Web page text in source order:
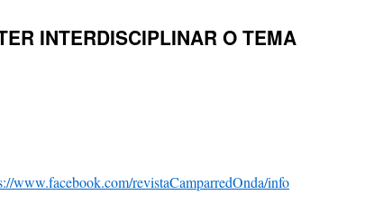
INTERDISCIPLINAR O TEMA
www.facebook.com/revistaCamparredOnda/info